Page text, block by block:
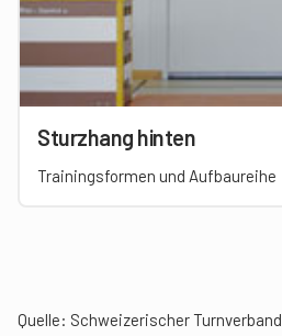
Sturzhang hinten
Trainingsformen und Aufbaureihe
Quelle: Schweizerischer Turnverband